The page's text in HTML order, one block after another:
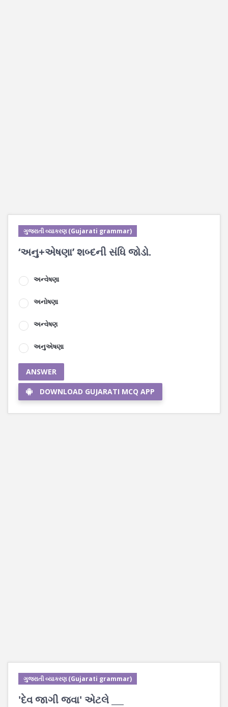
ગુજરાતી વ્યાકરણ (Gujarati grammar)
‘અનુ+એષણા’ શબ્દની સંધિ જોડો.
અન્વેષણા
અનોષણા
અન્વેષણ
અનુએષણા
ANSWER
DOWNLOAD GUJARATI MCQ APP
ગુજરાતી વ્યાકરણ (Gujarati grammar)
'દેવ જાગી જવા' એટલે ___